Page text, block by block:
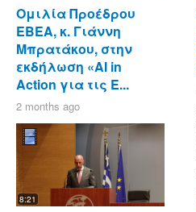
Ομιλία Προέδρου
ΕΒΕΑ, κ. Γιάννη
Μπρατάκου, στην
εκδήλωση «AI in
Action για τις Ε...
2 months ago
8:21